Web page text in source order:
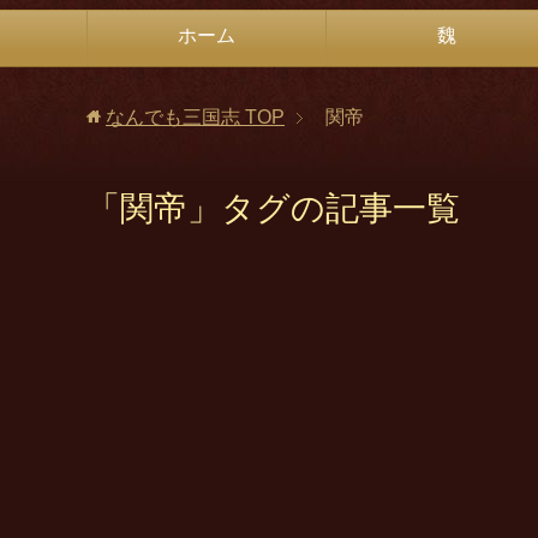
ホーム 魏
なんでも三国志 TOP 関帝
「関帝」タグの記事一覧